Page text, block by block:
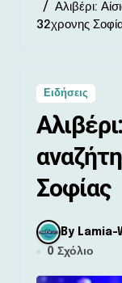
Αλιβέρι:
32χρονης
Ειδήσεις
Σοφίας
By
0 Σχόλιο